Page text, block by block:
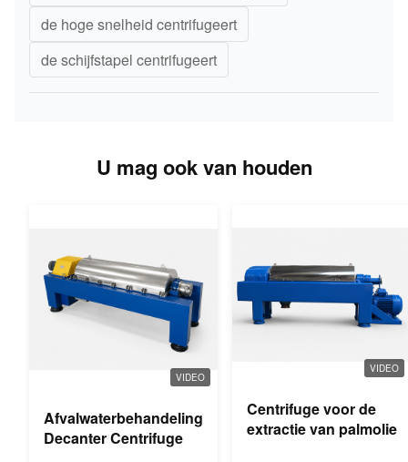
de hoge snelheid centrifugeert
de schijfstapel centrifugeert
U mag ook van houden
VIDEO
Afvalwaterbehandeling
Decanter Centrifuge
VIDEO
Centrifuge voor de
extractie van palmolie